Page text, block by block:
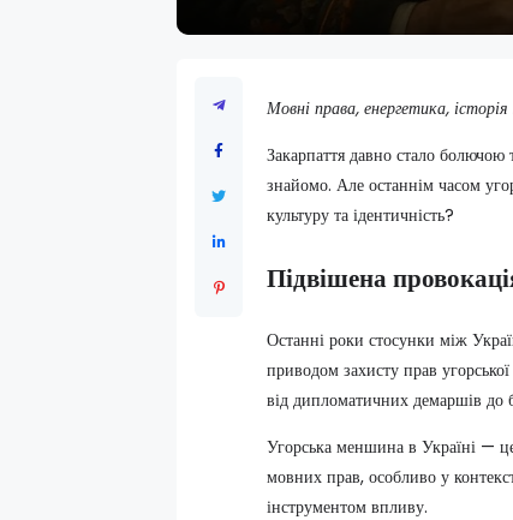
Мовні права, енергетика,
Закарпаття давно стало
знайомо. Але останнім часом
культуру та ідентичність?
Підвішена
Останні роки стосунки між
приводом захисту прав
від дипломатичних демаршів до
Угорська меншина в Україні —
мовних прав, особливо у
інструментом впливу.